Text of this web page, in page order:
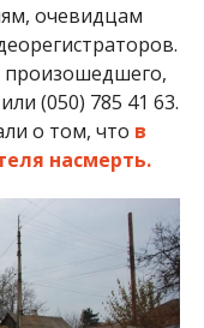
очевидцам
произошедшего,
(050) 785 41 63.
о том, что в
насмерть.